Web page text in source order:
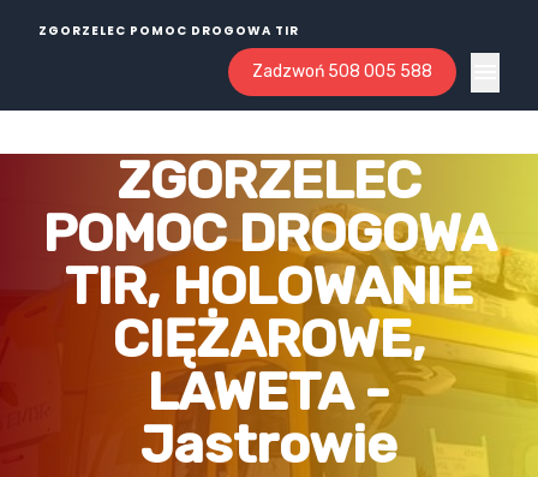
ZGORZELEC POMOC DROGOWA TIR
Zadzwoń 508 005 588
ZGORZELEC
POMOC DROGOWA
TIR, HOLOWANIE
CIĘŻAROWE,
LAWETA -
Jastrowie